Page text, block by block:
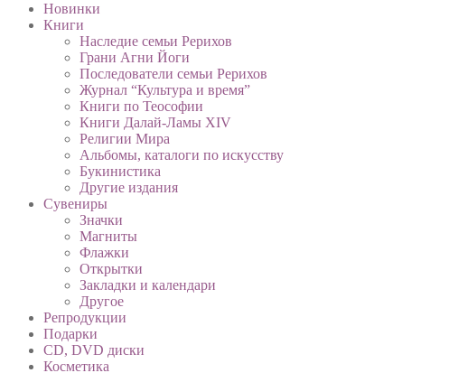
Новинки
Книги
Наследие семьи Рерихов
Грани Агни Йоги
Последователи семьи Рерихов
Журнал “Культура и время”
Книги по Теософии
Книги Далай-Ламы XIV
Религии Мира
Альбомы, каталоги по искусству
Букинистика
Другие издания
Сувениры
Значки
Магниты
Флажки
Открытки
Закладки и календари
Другое
Репродукции
Подарки
CD, DVD диски
Косметика